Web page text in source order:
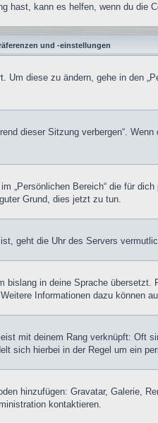
hast, kann es helfen, wenn du die
und -einstellungen
diese zu ändern, gehe in den
dieser Sitzung verbergen“.
„Persönlichen Bereich“ die für
Grund, dies jetzt zu tun.
geht die Uhr des Servers
in deine Sprache
Informationen dazu können
mit deinem Rang verknüpft: Oft
sich hierbei in der Regel um ein
hinzufügen: Gravatar, Galerie,
kontaktieren.